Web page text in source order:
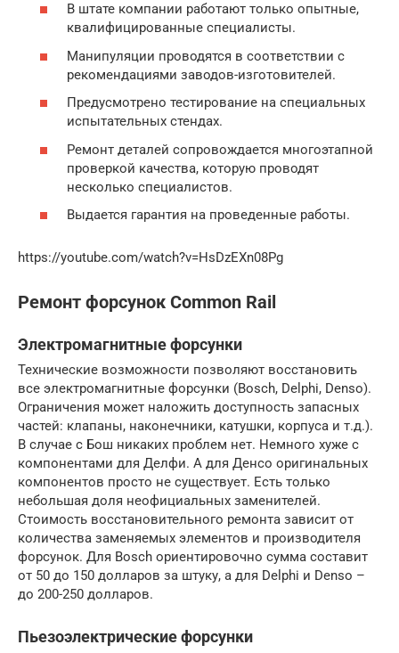
В штате компании работают только опытные,
квалифицированные специалисты.
Манипуляции проводятся в соответствии с
рекомендациями заводов-изготовителей.
Предусмотрено тестирование на специальных
испытательных стендах.
Ремонт деталей сопровождается многоэтапной
проверкой качества, которую проводят
несколько специалистов.
Выдается гарантия на проведенные работы.
https://youtube.com/watch?v=HsDzEXn08Pg
Ремонт форсунок Common Rail
Электромагнитные форсунки
Технические возможности позволяют восстановить
все электромагнитные форсунки (Bosch, Delphi, Denso).
Ограничения может наложить доступность запасных
частей: клапаны, наконечники, катушки, корпуса и т.д.).
В случае с Бош никаких проблем нет. Немного хуже с
компонентами для Делфи. А для Денсо оригинальных
компонентов просто не существует. Есть только
небольшая доля неофициальных заменителей.
Стоимость восстановительного ремонта зависит от
количества заменяемых элементов и производителя
форсунок. Для Bosch ориентировочно сумма составит
от 50 до 150 долларов за штуку, а для Delphi и Denso –
до 200-250 долларов.
Пьезоэлектрические форсунки